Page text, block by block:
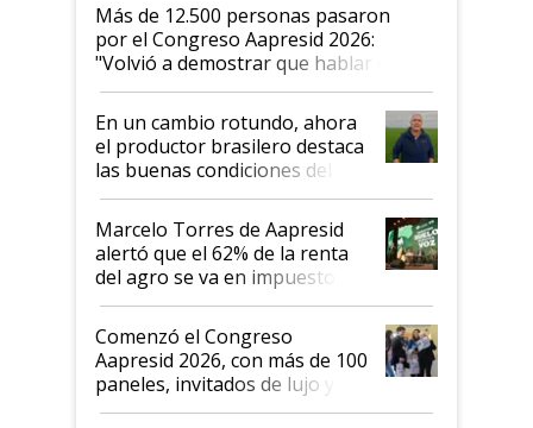
Más de 12.500 personas pasaron
por el Congreso Aapresid 2026:
"Volvió a demostrar que hablar del
suelo es hablar de todo el sistema
productivo"
En un cambio rotundo, ahora
el productor brasilero destaca
las buenas condiciones del
agro argentino para invertir:
"Los veo más motivados"
Marcelo Torres de Aapresid
alertó que el 62% de la renta
del agro se va en impuestos:
"No es bueno que en
Argentina se sigan discutiendo
las mismas cosas de hace 50
años"
Comenzó el Congreso
Aapresid 2026, con más de 100
paneles, invitados de lujo y
todas las tendencias